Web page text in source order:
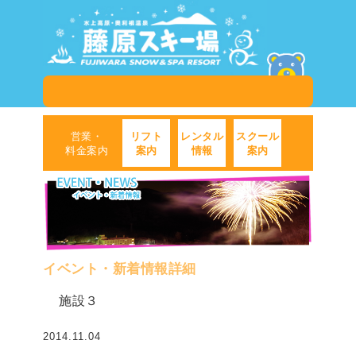
営業・
料金案内
リフト
案内
レンタル
情報
スクール
案内
イベント・新着情報詳細
施設３
2014.11.04